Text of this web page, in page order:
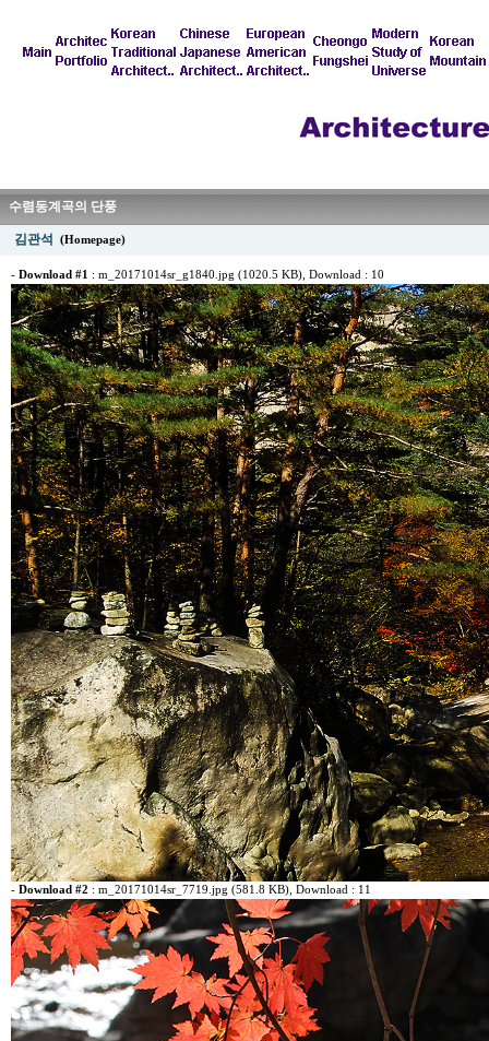
수렴동계곡의 단풍
김관석 (Homepage)
- Download #1 : m_20171014sr_g1840.jpg (1020.5 KB) , Download : 10
- Download #2 : m_20171014sr_7719.jpg (581.8 KB) , Download : 11